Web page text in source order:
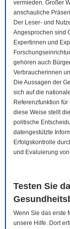
vermieden. Großer
anschauliche
Der Leser- und
Angesprochen sind
Expertinnen und
gehören auch
Verbraucherinnen
Die Aussagen der
sich auf die
Referenzfunktion
diese Weise stellt die
politische
datengestützte
Erfolgskontrolle
und Evaluierung
Testen Sie
Wenn Sie das erste
unsere Hilfe. Dort